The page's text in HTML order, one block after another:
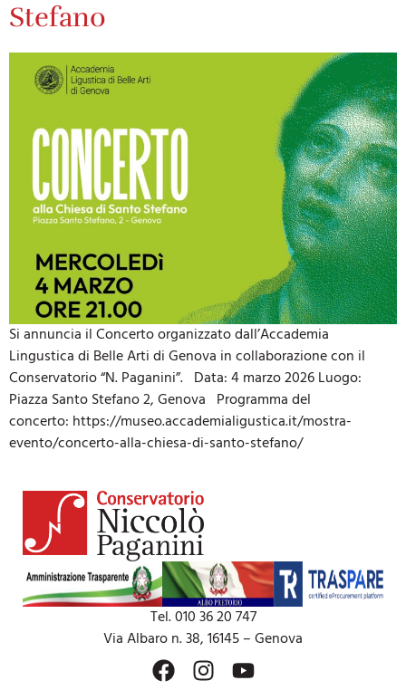
Stefano
Si annuncia il Concerto organizzato dall’Accademia
Lingustica di Belle Arti di Genova in collaborazione con il
Conservatorio “N. Paganini”. Data: 4 marzo 2026 Luogo:
Piazza Santo Stefano 2, Genova Programma del
concerto: https://museo.accademialigustica.it/mostra-
evento/concerto-alla-chiesa-di-santo-stefano/
Tel. 010 36 20 747
Via Albaro n. 38, 16145 – Genova